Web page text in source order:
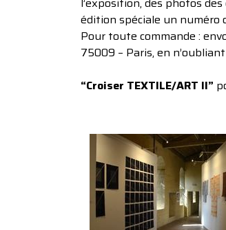
édition spéciale un numéro
Pour toute commande :
75009 – Paris, en
“Croiser TEXTILE/ART II”